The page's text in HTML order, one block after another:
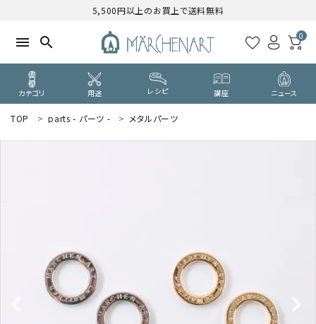
5,500円以上のお買上で送料無料
menu search 0
カテゴリ 用途 レシピ 講座 ニュース
CATEGORY
カテゴリーから探す
TOP parts - パーツ - メタルパーツ